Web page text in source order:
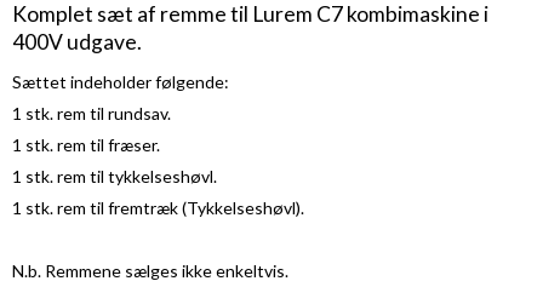
Komplet sæt af remme til Lurem C7 kombimaskine i
400V udgave.
Sættet indeholder følgende:
1 stk. rem til rundsav.
1 stk. rem til fræser.
1 stk. rem til tykkelseshøvl.
1 stk. rem til fremtræk (Tykkelseshøvl).
N.b. Remmene sælges ikke enkeltvis.